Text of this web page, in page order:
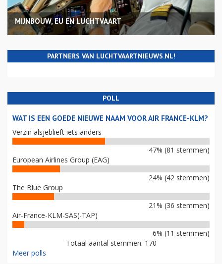
MIJNBOUW, EU EN LUCHTVAART
PARTNERS VAN LUCHTVAARTNIEUWS.NL!
POLL
WAT IS EEN GOEDE NIEUWE NAAM VOOR AIR FRANCE-KLM?
Verzin alsjeblieft iets anders
47% (81 stemmen)
European Airlines Group (EAG)
24% (42 stemmen)
The Blue Group
21% (36 stemmen)
Air-France-KLM-SAS(-TAP)
6% (11 stemmen)
Totaal aantal stemmen: 170
Meer polls